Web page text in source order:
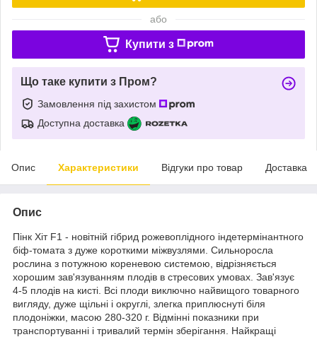
або
Купити з
Що таке купити з Пром?
Замовлення під захистом
Доступна доставка
Опис Характеристики Відгуки про товар Доставка
Опис
Пінк Хіт F1 - новітній гібрид рожевоплідного індетермінантного
біф-томата з дуже короткими міжвузлями. Сильноросла
рослина з потужною кореневою системою, відрізняється
хорошим зав'язуванням плодів в стресових умовах. Зав'язує
4-5 плодів на кисті. Всі плоди виключно найвищого товарного
вигляду, дуже щільні і округлі, злегка приплюснуті біля
плодоніжки, масою 280-320 г. Відмінні показники при
транспортуванні і тривалий термін зберігання. Найкращі